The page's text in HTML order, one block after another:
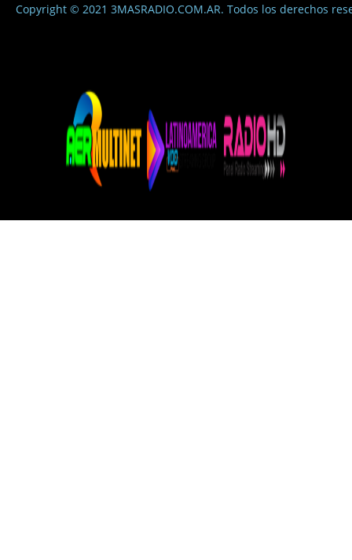
Copyright © 2021 3MASRADIO.COM.AR. Todos los derechos